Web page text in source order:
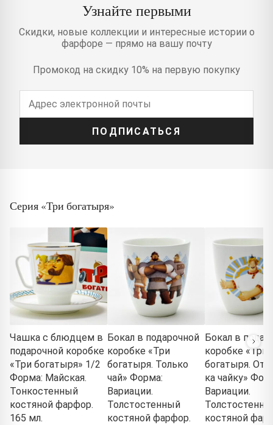
Узнайте первыми
Скидки, новые коллекции и интересные истории о
фарфоре — прямо на вашу почту
Промокод на скидку 10% на первую покупку
ПОДПИСАТЬСЯ
Серия «Три богатыря»
Чашка с блюдцем в
подарочной коробке
«Три богатыря» 1/2
Форма: Майская.
Тонкостенный
костяной фарфор.
165 мл.
Бокал в подарочной
коробке «Три
богатыря. Только
чай» Форма:
Вариации.
Толстостенный
костяной фарфор.
Бокал в
коробке «Три
богатыря.
ка чайку»
Вариации.
костяной